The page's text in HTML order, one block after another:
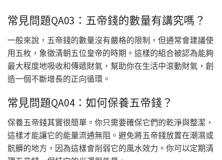
常見問題QA03：五帝錢的數量有講究嗎？
一般來說，五帝錢的數量沒有嚴格的限制，但通常會建議使
用五枚，象徵清朝五位皇帝的時期。這樣的組合被認為能夠
最大程度地吸收和傳遞財氣，幫助你在生活中滾動財氣，創
造一個不斷增長的正向循環。
常見問題QA04：如何保養五帝錢？
保養五帝錢其實很簡單。你只需要確保它們的乾淨與整潔，
這樣才能讓它的能量流通無阻。避免將五帝錢放置在潮濕或
骯髒的地方，因為這樣會削弱它的風水效力。你可以定期清